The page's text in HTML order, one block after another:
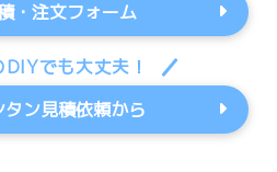
・注文フォーム
でも大丈夫！
タン見積依頼から